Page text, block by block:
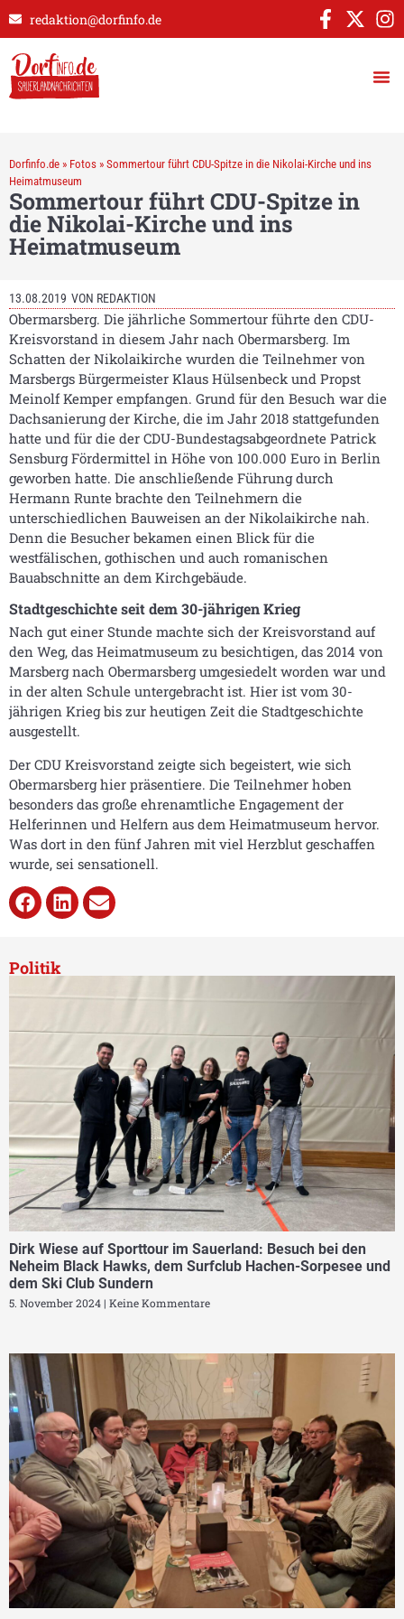
redaktion@dorfinfo.de
Dorfinfo.de » Fotos » Sommertour führt CDU-Spitze in die Nikolai-Kirche und ins
Heimatmuseum
Sommertour führt CDU-Spitze in
die Nikolai-Kirche und ins
Heimatmuseum
13.08.2019 VON REDAKTION
Obermarsberg. Die jährliche Sommertour führte den CDU-
Kreisvorstand in diesem Jahr nach Obermarsberg. Im
Schatten der Nikolaikirche wurden die Teilnehmer von
Marsbergs Bürgermeister Klaus Hülsenbeck und Propst
Meinolf Kemper empfangen. Grund für den Besuch war die
Dachsanierung der Kirche, die im Jahr 2018 stattgefunden
hatte und für die der CDU-Bundestagsabgeordnete Patrick
Sensburg Fördermittel in Höhe von 100.000 Euro in Berlin
geworben hatte. Die anschließende Führung durch
Hermann Runte brachte den Teilnehmern die
unterschiedlichen Bauweisen an der Nikolaikirche nah.
Denn die Besucher bekamen einen Blick für die
westfälischen, gothischen und auch romanischen
Bauabschnitte an dem Kirchgebäude.
Stadtgeschichte seit dem 30-jährigen Krieg
Nach gut einer Stunde machte sich der Kreisvorstand auf
den Weg, das Heimatmuseum zu besichtigen, das 2014 von
Marsberg nach Obermarsberg umgesiedelt worden war und
in der alten Schule untergebracht ist. Hier ist vom 30-
jährigen Krieg bis zur heutigen Zeit die Stadtgeschichte
ausgestellt.
Der CDU Kreisvorstand zeigte sich begeistert, wie sich
Obermarsberg hier präsentiere. Die Teilnehmer hoben
besonders das große ehrenamtliche Engagement der
Helferinnen und Helfern aus dem Heimatmuseum hervor.
Was dort in den fünf Jahren mit viel Herzblut geschaffen
wurde, sei sensationell.
Politik
Dirk Wiese auf Sporttour im Sauerland: Besuch bei den
Neheim Black Hawks, dem Surfclub Hachen-Sorpesee und
dem Ski Club Sundern
5. November 2024 Keine Kommentare